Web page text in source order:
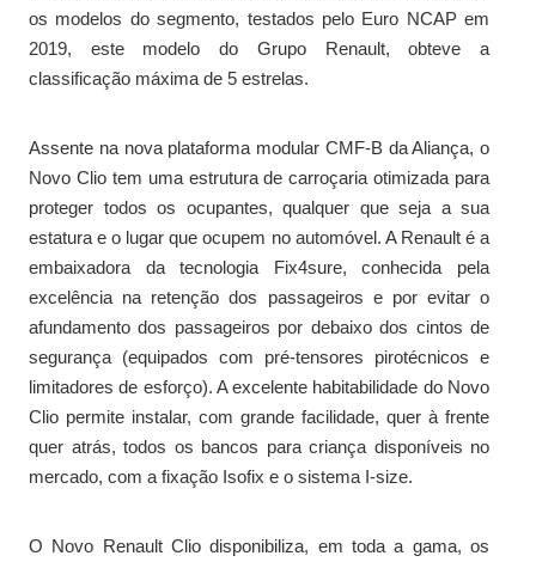
os modelos do segmento, testados pelo Euro NCAP em
2019, este modelo do Grupo Renault, obteve a
classificação máxima de 5 estrelas.
Assente na nova plataforma modular CMF-B da Aliança, o
Novo Clio tem uma estrutura de carroçaria otimizada para
proteger todos os ocupantes, qualquer que seja a sua
estatura e o lugar que ocupem no automóvel. A Renault é a
embaixadora da tecnologia Fix4sure, conhecida pela
excelência na retenção dos passageiros e por evitar o
afundamento dos passageiros por debaixo dos cintos de
segurança (equipados com pré-tensores pirotécnicos e
limitadores de esforço). A excelente habitabilidade do Novo
Clio permite instalar, com grande facilidade, quer à frente
quer atrás, todos os bancos para criança disponíveis no
mercado, com a fixação Isofix e o sistema I-size.
O Novo Renault Clio disponibiliza, em toda a gama, os